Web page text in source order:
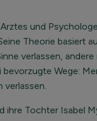
und
Theorie basiert
verlassen,
Wege:
verlassen.
ihre Tochter Isabel